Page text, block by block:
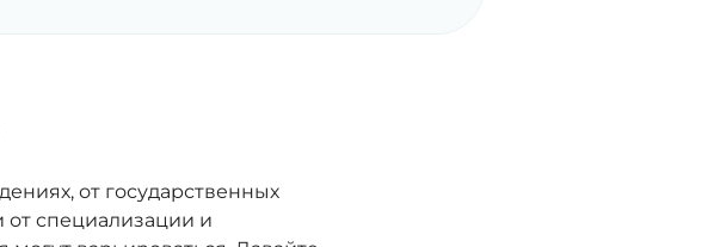
от государственных
специализации и